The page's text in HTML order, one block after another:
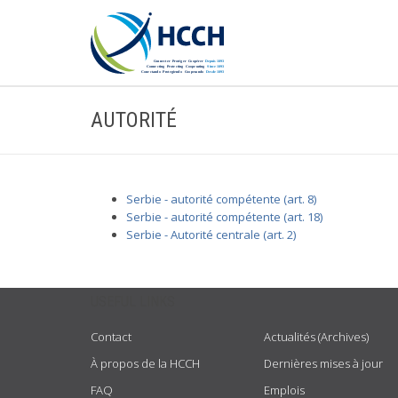
AUTORITÉ
Serbie - autorité compétente (art. 8)
Serbie - autorité compétente (art. 18)
Serbie - Autorité centrale (art. 2)
Contact
À propos de la HCCH
FAQ
Actualités (Archives)
Dernières mises à jour
Emplois